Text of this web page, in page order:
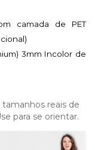
camada de PET
3mm Incolor de
reais de
para se orientar.